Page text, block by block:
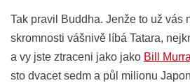
Tak pravil Buddha. Jenže to už vás
skromnosti vášnivě líbá Tatara,
a vy jste ztraceni jako jako Bill
sto dvacet sedm a půl milionu